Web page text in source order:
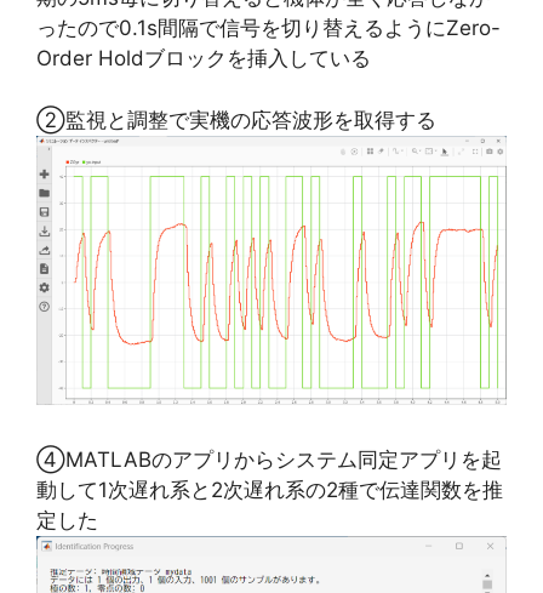
ったので0.1s間隔で信号を切り替えるようにZero-
Order Holdブロックを挿入している
②監視と調整で実機の応答波形を取得する
④MATLABのアプリからシステム同定アプリを起
動して1次遅れ系と2次遅れ系の2種で伝達関数を推
定した